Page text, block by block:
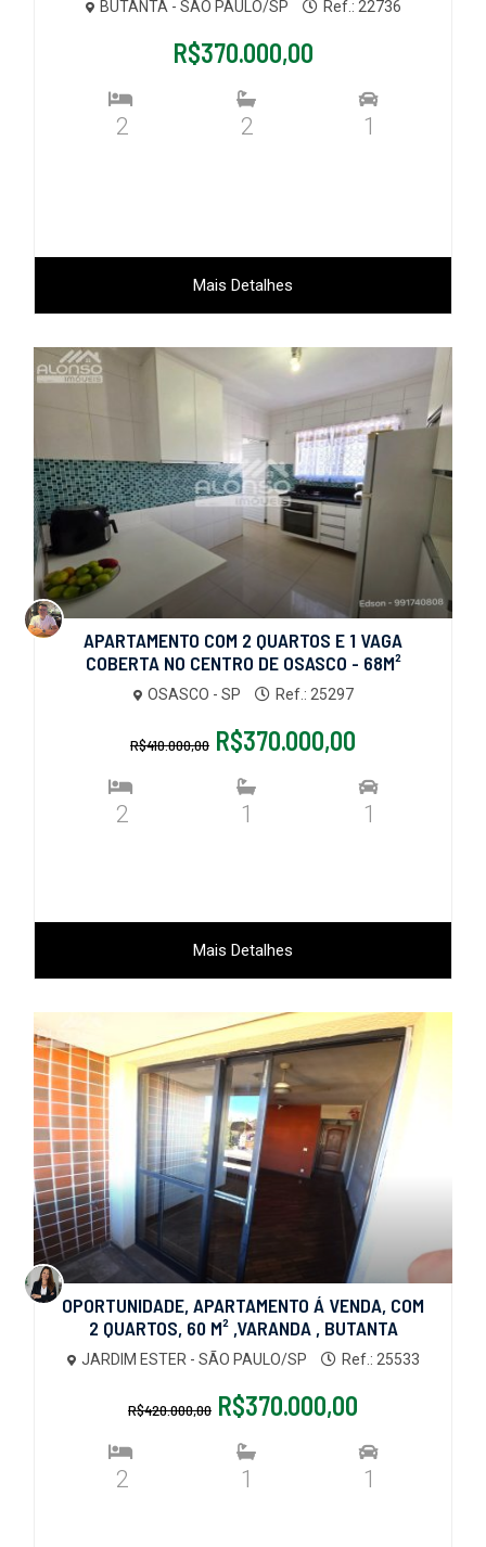
BUTANTÃ - SÃO PAULO/SP Ref.: 22736
R$370.000,00
2 2 1
Mais Detalhes
APARTAMENTO COM 2 QUARTOS E 1 VAGA
COBERTA NO CENTRO DE OSASCO - 68M²
OSASCO - SP Ref.: 25297
R$410.000,00 R$370.000,00
2 1 1
Mais Detalhes
OPORTUNIDADE, APARTAMENTO Á VENDA, COM
2 QUARTOS, 60 M² ,VARANDA , BUTANTA
JARDIM ESTER - SÃO PAULO/SP Ref.: 25533
R$420.000,00 R$370.000,00
2 1 1